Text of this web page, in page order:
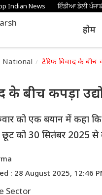
Indian News ਇੰਡੀਆ ਡੇਲੀ
होम
National टैरिफ विवाद के बीच
के बीच कपड़ा
को एक बयान में
को 30 सितंबर 2025 से
: 28 August 2025, 12:46